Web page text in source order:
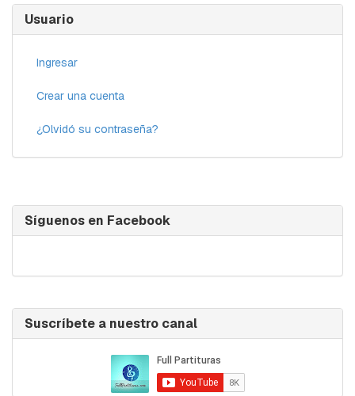
Usuario
Ingresar
Crear una cuenta
¿Olvidó su contraseña?
Síguenos en Facebook
Suscríbete a nuestro canal